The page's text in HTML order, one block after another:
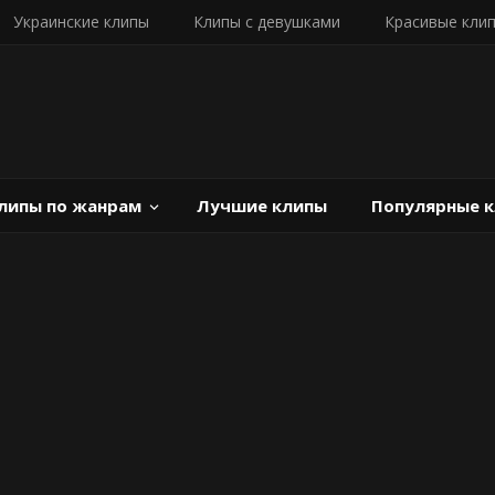
Украинские клипы Клипы с девушками Красивые
по жанрам Лучшие клипы Популярные